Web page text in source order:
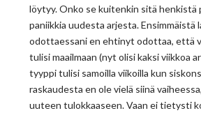
löytyy. Onko se kuitenkin sitä henkistä
paniikkia uudesta arjesta. Ensimmäistä
odottaessani en ehtinyt odottaa, että
tulisi maailmaan (nyt olisi kaksi viikkoa
tyyppi tulisi samoilla viikoilla kun
raskaudesta en ole vielä siinä
uuteen tulokkaaseen. Vaan ei tietysti